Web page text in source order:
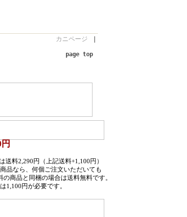
カニページ ｜
page top
料2,290円（上記送料+1,100円）
品なら、何個ご注文いただいても
商品と同梱の場合は送料無料です。
は1,100円が必要です。